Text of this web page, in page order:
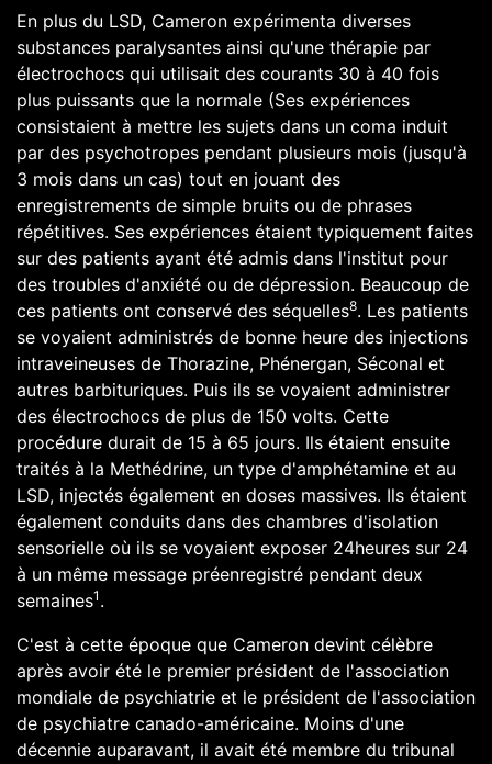
En plus du LSD, Cameron expérimenta diverses
substances paralysantes ainsi qu'une thérapie par
électrochocs qui utilisait des courants 30 à 40 fois
plus puissants que la normale (Ses expériences
consistaient à mettre les sujets dans un coma induit
par des psychotropes pendant plusieurs mois (jusqu'à
3 mois dans un cas) tout en jouant des
enregistrements de simple bruits ou de phrases
répétitives. Ses expériences étaient typiquement faites
sur des patients ayant été admis dans l'institut pour
des troubles d'anxiété ou de dépression. Beaucoup de
ces patients ont conservé des séquelles8. Les patients
se voyaient administrés de bonne heure des injections
intraveineuses de Thorazine, Phénergan, Séconal et
autres barbituriques. Puis ils se voyaient administrer
des électrochocs de plus de 150 volts. Cette
procédure durait de 15 à 65 jours. Ils étaient ensuite
traités à la Methédrine, un type d'amphétamine et au
LSD, injectés également en doses massives. Ils étaient
également conduits dans des chambres d'isolation
sensorielle où ils se voyaient exposer 24heures sur 24
à un même message préenregistré pendant deux
semaines1 .
C'est à cette époque que Cameron devint célèbre
après avoir été le premier président de l'association
mondiale de psychiatrie et le président de l'association
de psychiatre canado-américaine. Moins d'une
décennie auparavant, il avait été membre du tribunal